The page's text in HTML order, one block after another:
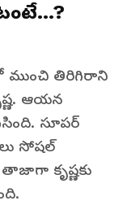
ముంచి తిరిగిరాని
ఆయన
సూపర్
సోషల్
కృష్ణకు